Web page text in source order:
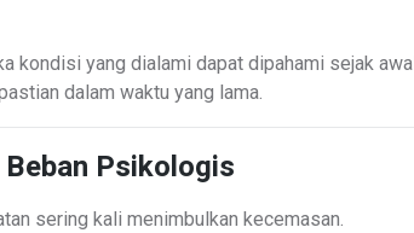
kondisi yang dialami dapat dipahami sejak awal
dalam waktu yang lama.
Psikologis
sering kali menimbulkan kecemasan.